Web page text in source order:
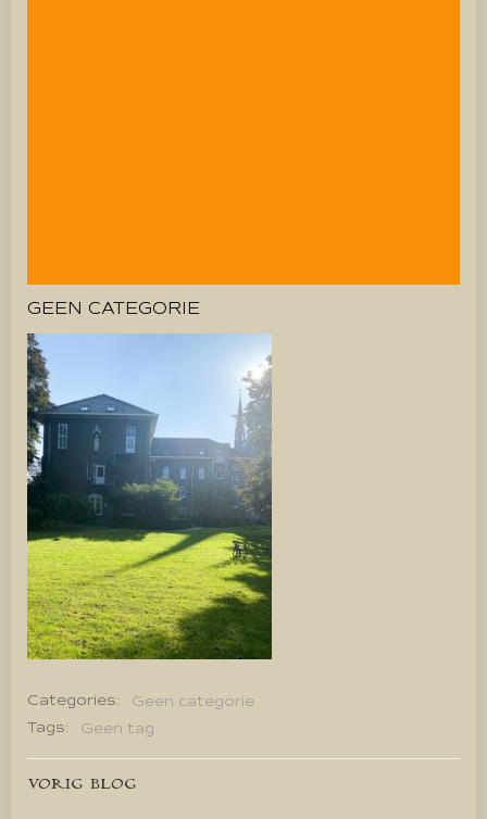
GEEN CATEGORIE
Categories:
Geen categorie
Tags:
Geen tag
Bericht
VORIG BLOG